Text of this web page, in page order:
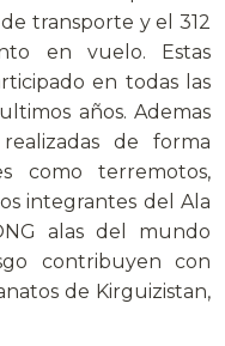
transporte y el 312
en vuelo. Estas
en todas las
años. Ademas
de forma
como terremotos,
integrantes del Ala
alas del mundo
contribuyen con
de Kirguizistan,